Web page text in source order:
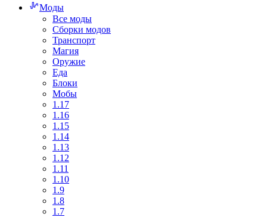
Моды
Все моды
Сборки модов
Транспорт
Магия
Оружие
Еда
Блоки
Мобы
1.17
1.16
1.15
1.14
1.13
1.12
1.11
1.10
1.9
1.8
1.7